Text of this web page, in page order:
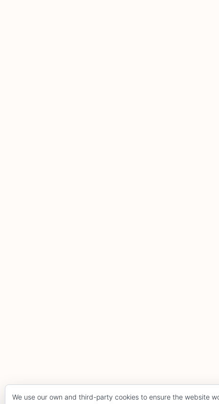
We use our own and third-party cookies to ensure the website